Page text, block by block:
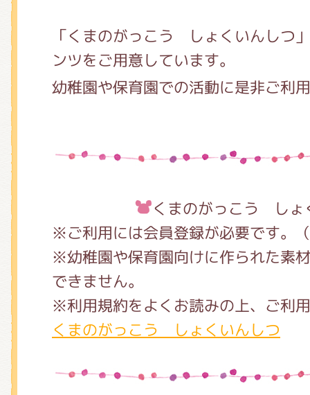
「くまのがっこう しょくいんしつ
ンツをご用意しています。
幼稚園や保育園での活動に是非ご利
くまのがっこう しょ
※ご利用には会員登録が必要です。
※幼稚園や保育園向けに作られた素
できません。
※利用規約をよくお読みの上、ご利
くまのがっこう しょくいんしつ